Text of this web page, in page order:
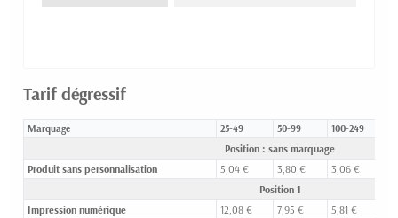
Tarif dégressif
Marquage 25-49 50-99 100-249
Position : sans marquage
Produit sans personnalisation
5,04 € 3,80 € 3,06 €
Position 1
Impression numérique
12,08 € 7,95 € 5,81 €